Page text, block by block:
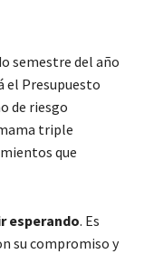
semestre del año
el Presupuesto
de riesgo
triple
que
esperando. Es
su compromiso y